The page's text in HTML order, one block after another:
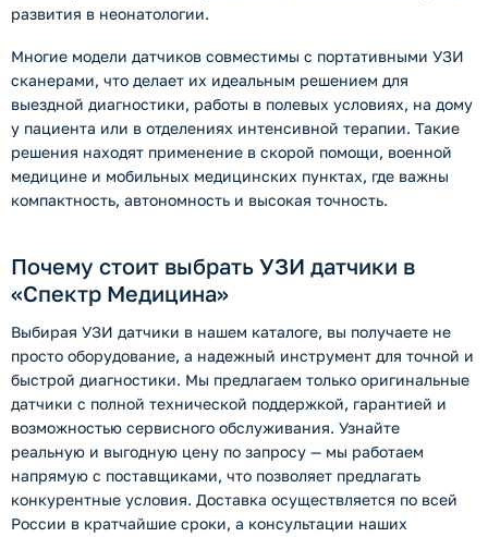
развития в неонатологии.
Многие модели датчиков совместимы с портативными УЗИ
сканерами, что делает их идеальным решением для
выездной диагностики, работы в полевых условиях, на дому
у пациента или в отделениях интенсивной терапии. Такие
решения находят применение в скорой помощи, военной
медицине и мобильных медицинских пунктах, где важны
компактность, автономность и высокая точность.
Почему стоит выбрать УЗИ датчики в
«Спектр Медицина»
Выбирая УЗИ датчики в нашем каталоге, вы получаете не
просто оборудование, а надежный инструмент для точной и
быстрой диагностики. Мы предлагаем только оригинальные
датчики с полной технической поддержкой, гарантией и
возможностью сервисного обслуживания. Узнайте
реальную и выгодную цену по запросу — мы работаем
напрямую с поставщиками, что позволяет предлагать
конкурентные условия. Доставка осуществляется по всей
России в кратчайшие сроки, а консультации наших